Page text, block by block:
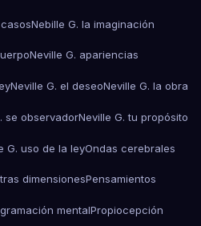
Nebille G. la imaginación
Neville G. apariencias
Neville G. el deseoNeville G. la obra
se observadorNeville G. tu propósito
G. uso de la leyOndas cerebrales
dimensionesPensamientos
mentalPropiocepción